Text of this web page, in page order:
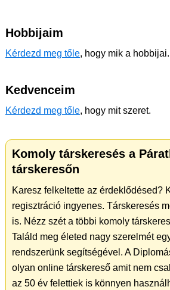
Hobbijaim
Kérdezd meg tőle, hogy mik a
Kedvenceim
Kérdezd meg tőle, hogy mit szeret.
Komoly társkeresés a
társkeresőn
Karesz felkeltette az érdeklődésed?
regisztráció ingyenes. Társkeresés
is. Nézz szét a többi komoly
Találd meg életed nagy szerelmét
rendszerünk segítségével. A
olyan online társkereső amit nem
az 50 év felettiek is könnyen